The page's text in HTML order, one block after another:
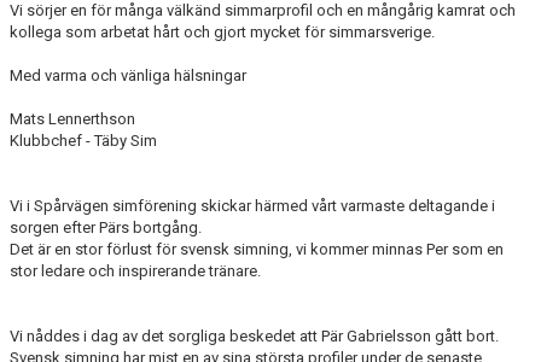
Vi sörjer en för många välkänd simmarprofil och en mångårig kamrat och
kollega som arbetat hårt och gjort mycket för simmarsverige.
Med varma och vänliga hälsningar
Mats Lennerthson
Klubbchef - Täby Sim
Vi i Spårvägen simförening skickar härmed vårt varmaste deltagande i
sorgen efter Pärs bortgång.
Det är en stor förlust för svensk simning, vi kommer minnas Per som en
stor ledare och inspirerande tränare.
Vi nåddes i dag av det sorgliga beskedet att Pär Gabrielsson gått bort.
Svensk simning har mist en av sina största profiler under de senaste